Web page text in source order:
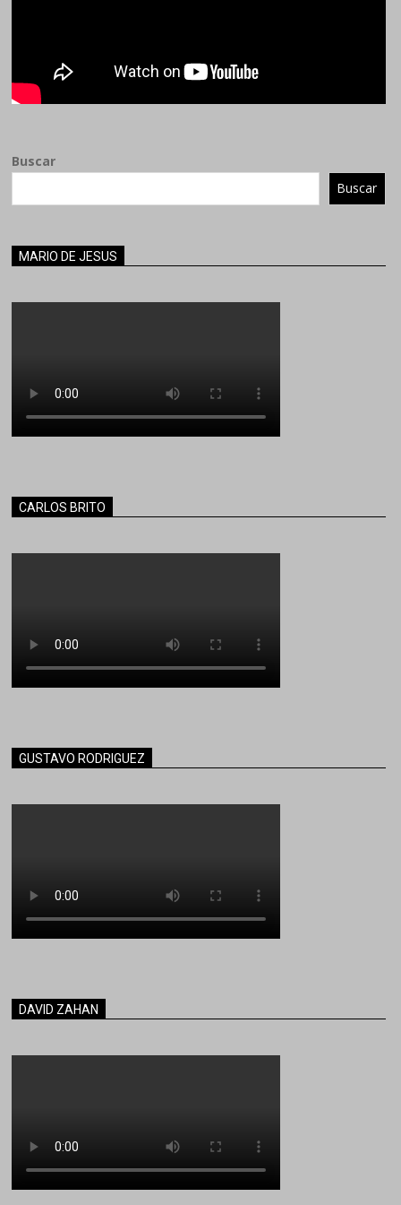
Buscar
Buscar
MARIO DE JESUS
CARLOS BRITO
GUSTAVO RODRIGUEZ
DAVID ZAHAN